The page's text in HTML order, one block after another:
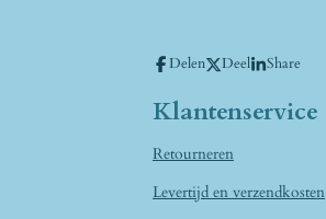
Delen Deel Share
Klantenservice
Retourneren
Levertijd en verzendkosten